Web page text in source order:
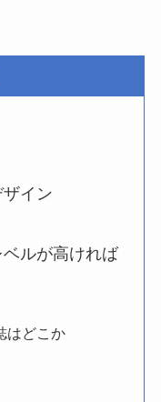
イン
ルが高ければ
はどこか